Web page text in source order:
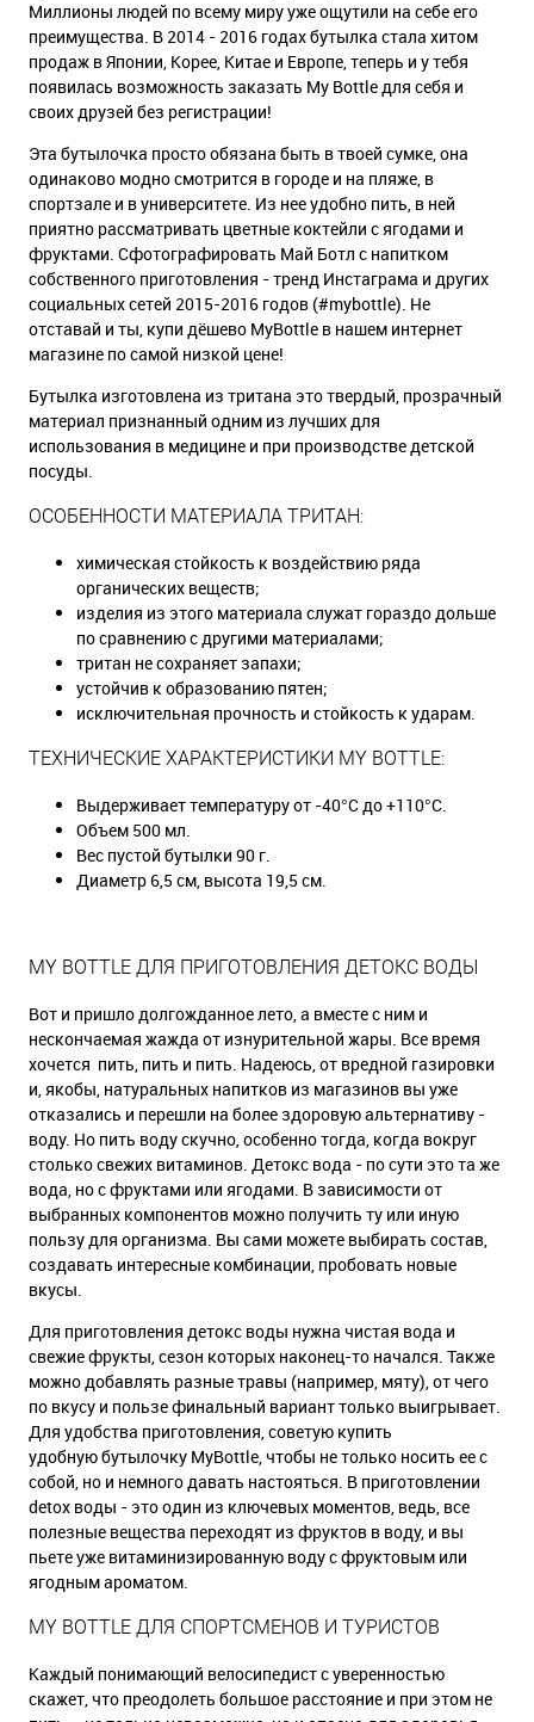
Миллионы людей по всему миру уже ощутили на себе его
преимущества. В 2014 - 2016 годах бутылка стала хитом
продаж в Японии, Корее, Китае и Европе, теперь и у тебя
появилась возможность заказать My Bottle для себя и
своих друзей без регистрации!
Эта бутылочка просто обязана быть в твоей сумке, она
одинаково модно смотрится в городе и на пляже, в
спортзале и в университете. Из нее удобно пить, в ней
приятно рассматривать цветные коктейли с ягодами и
фруктами. Сфотографировать Май Ботл с напитком
собственного приготовления - тренд Инстаграма и других
социальных сетей 2015-2016 годов (#mybottle). Не
отставай и ты, купи дёшево MyBottle в нашем интернет
магазине по самой низкой цене!
Бутылка изготовлена из тритана это твердый, прозрачный
материал признанный одним из лучших для
использования в медицине и при производстве детской
посуды.
ОСОБЕННОСТИ МАТЕРИАЛА ТРИТАН:
химическая стойкость к воздействию ряда
органических веществ;
изделия из этого материала служат гораздо дольше
по сравнению с другими материалами;
тритан не сохраняет запахи;
устойчив к образованию пятен;
исключительная прочность и стойкость к ударам.
ТЕХНИЧЕСКИЕ ХАРАКТЕРИСТИКИ MY BOTTLE:
Выдерживает температуру от -40°C до +110°C.
Объем 500 мл.
Вес пустой бутылки 90 г.
Диаметр 6,5 см, высота 19,5 см.
MY BOTTLE ДЛЯ ПРИГОТОВЛЕНИЯ ДЕТОКС ВОДЫ
Вот и пришло долгожданное лето, а вместе с ним и
нескончаемая жажда от изнурительной жары. Все время
хочется пить, пить и пить. Надеюсь, от вредной газировки
и, якобы, натуральных напитков из магазинов вы уже
отказались и перешли на более здоровую альтернативу -
воду. Но пить воду скучно, особенно тогда, когда вокруг
столько свежих витаминов. Детокс вода - по сути это та же
вода, но с фруктами или ягодами. В зависимости от
выбранных компонентов можно получить ту или иную
пользу для организма. Вы сами можете выбирать состав,
создавать интересные комбинации, пробовать новые
вкусы.
Для приготовления детокс воды нужна чистая вода и
свежие фрукты, сезон которых наконец-то начался. Также
можно добавлять разные травы (например, мяту), от чего
по вкусу и пользе финальный вариант только выигрывает.
Для удобства приготовления, советую купить
удобную бутылочку MyBottle, чтобы не только носить ее с
собой, но и немного давать настояться. В приготовлении
detox воды - это один из ключевых моментов, ведь, все
полезные вещества переходят из фруктов в воду, и вы
пьете уже витаминизированную воду с фруктовым или
ягодным ароматом.
MY BOTTLE ДЛЯ СПОРТСМЕНОВ И ТУРИСТОВ
Каждый понимающий велосипедист с уверенностью
скажет, что преодолеть большое расстояние и при этом не